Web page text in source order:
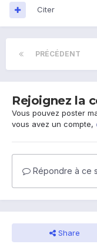
Citer
PRÉCÉDENT
Rejoignez la
Vous pouvez poster
vous avez un compte,
Répondre à ce
Share